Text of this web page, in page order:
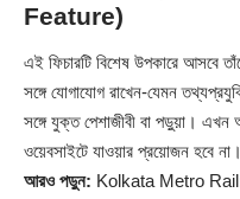
Feature)
এই ফিচারটি বিশেষ উপকারে আসবে
সঙ্গে যোগাযোগ রাখেন-যেমন
সঙ্গে যুক্ত পেশাজীবী বা পড়ুয়া।
ওয়েবসাইটে যাওয়ার প্রয়োজন হবে
আরও পড়ুন: Kolkata Metro Rail: